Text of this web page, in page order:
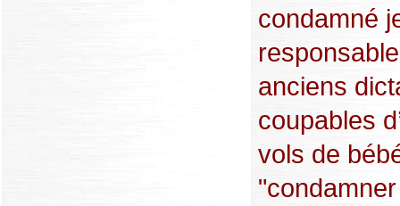
condamné
anciens
coupables
vols de